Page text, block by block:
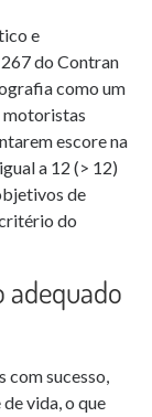
e
do Contran
como um
motoristas
escore na
a 12 (> 12)
de
do
com sucesso,
vida, o que